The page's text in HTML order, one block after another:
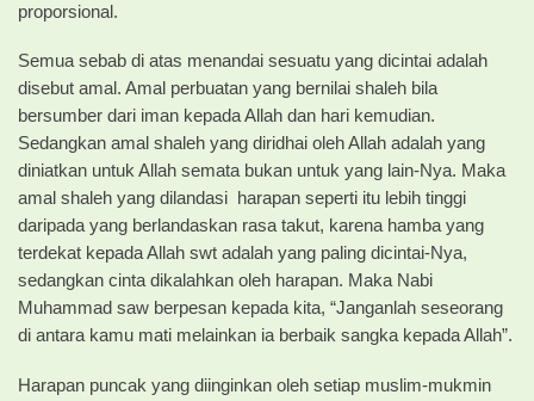
proporsional.
Semua sebab di atas menandai sesuatu yang dicintai adalah
disebut amal. Amal perbuatan yang bernilai shaleh bila
bersumber dari iman kepada Allah dan hari kemudian.
Sedangkan amal shaleh yang diridhai oleh Allah adalah yang
diniatkan untuk Allah semata bukan untuk yang lain-Nya. Maka
amal shaleh yang dilandasi harapan seperti itu lebih tinggi
daripada yang berlandaskan rasa takut, karena hamba yang
terdekat kepada Allah swt adalah yang paling dicintai-Nya,
sedangkan cinta dikalahkan oleh harapan. Maka Nabi
Muhammad saw berpesan kepada kita, “Janganlah seseorang
di antara kamu mati melainkan ia berbaik sangka kepada Allah”.
Harapan puncak yang diinginkan oleh setiap muslim-mukmin